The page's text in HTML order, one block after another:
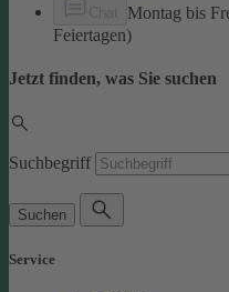
Montag bis
Feiertagen)
Jetzt finden, was Sie suchen
Suchbegriff
Suchen
Service